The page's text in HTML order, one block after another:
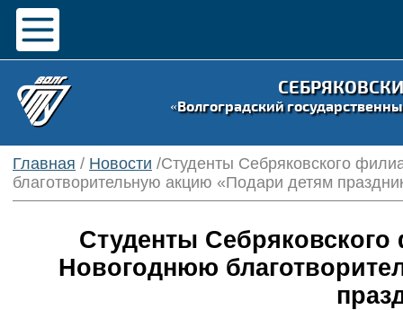
«Волгоградский
Главная / Новости /Студенты Себряковского
благотворительную акцию «Подари детям
Студенты
Новогоднюю